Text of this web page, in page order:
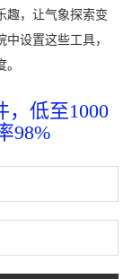
趣，让气象探索变
设置这些工具，
，低至1000
98%